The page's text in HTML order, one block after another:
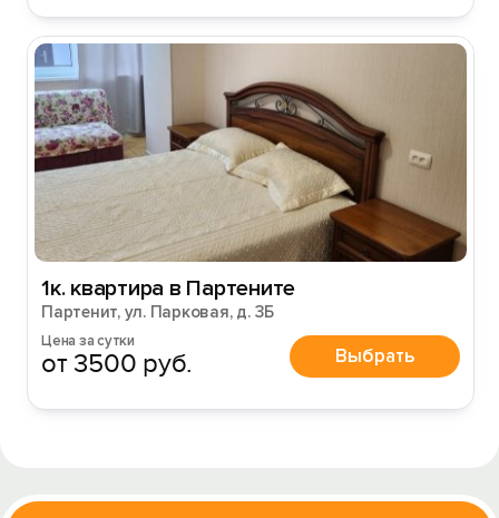
1к. квартира в Партените
Партенит, ул. Парковая, д. 3Б
Цена за сутки
от 3500 руб. Выбрать